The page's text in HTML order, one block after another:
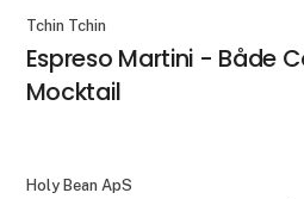
Tchin Tchin
Espreso Martini - Både
Mocktail
Holy Bean ApS